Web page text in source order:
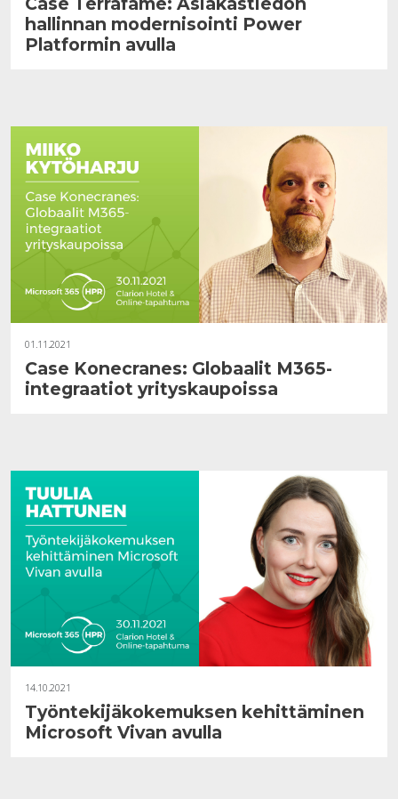
hallinnan modernisointi Power
Platformin avulla
01.11.2021
Case Konecranes: Globaalit M365-
integraatiot yrityskaupoissa
14.10.2021
Työntekijäkokemuksen kehittäminen
Microsoft Vivan avulla